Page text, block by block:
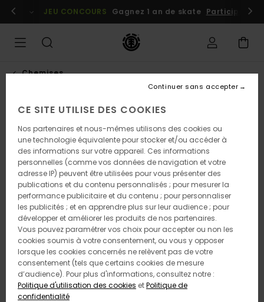
l'information
Se connecter / s'inscrire
JEU CONCOURS Gagnez 1 an de skate Participez
Chemises
CE SITE UTILISE DES COOKIES
Nos partenaires et nous-mêmes utilisons des cookies ou
une technologie équivalente pour stocker et/ou accéder à
des informations sur votre appareil. Ces informations
personnelles (comme vos données de navigation et votre
adresse IP) peuvent être utilisées pour vous présenter des
publications et du contenu personnalisés ; pour mesurer la
performance publicitaire et du contenu ; pour personnaliser
les publicités ; et en apprendre plus sur leur audience ; pour
développer et améliorer les produits de nos partenaires.
Vous pouvez paramétrer vos choix pour accepter ou non les
cookies soumis à votre consentement, ou vous y opposer
lorsque les cookies concernés ne relèvent pas de votre
consentement (tels que certains cookies de mesure
d’audience). Pour plus d'informations, consultez notre :
Politique d'utilisation des cookies etPolitique de
confidentialité
Continuer sans accepter